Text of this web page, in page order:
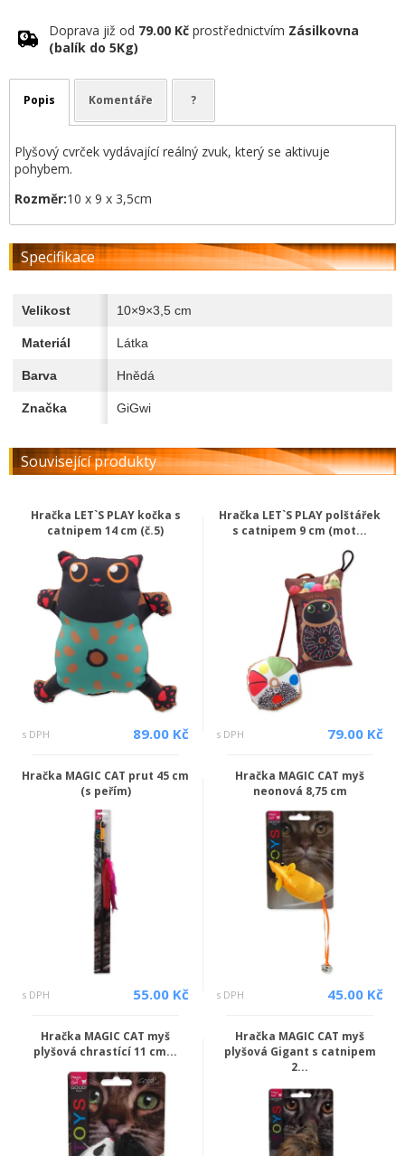
Doprava již od 79.00 Kč prostřednictvím Zásilkovna
(balík do 5Kg)
Popis Komentáře ?
Plyšový cvrček vydávající reálný zvuk, který se aktivuje
pohybem.
Rozměr:10 x 9 x 3,5cm
Specifikace
Velikost 10×9×3,5 cm
Materiál Látka
Barva Hnědá
Značka GiGwi
Související produkty
Hračka LET`S PLAY kočka s
catnipem 14 cm (č.5)
s DPH 89.00 Kč
Hračka LET`S PLAY polštářek
s catnipem 9 cm (mot...
s DPH 79.00 Kč
Hračka MAGIC CAT prut 45 cm
(s peřím)
s DPH 55.00 Kč
Hračka MAGIC CAT myš
neonová 8,75 cm
s DPH 45.00 Kč
Hračka MAGIC CAT myš
plyšová chrastící 11 cm...
Hračka MAGIC CAT myš
plyšová Gigant s catnipem
2...